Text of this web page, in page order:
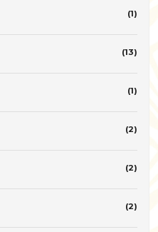
(1)
(13)
(1)
(2)
(2)
(2)